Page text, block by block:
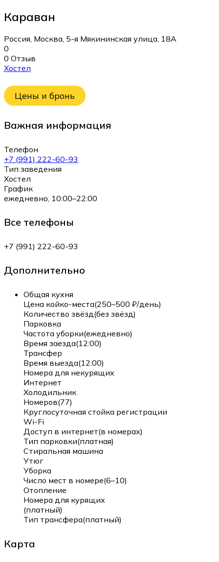
Караван
Россия, Москва, 5-я Мякининская улица, 18А
0
0 Отзыв
Хостел
Цены и бронь
Важная информация
Телефон
+7 (991) 222-60-93
Тип заведения
Хостел
График
ежедневно, 10:00–22:00
Все телефоны
+7 (991) 222-60-93
Дополнительно
Общая кухня
Цена койко-места(250–500 ₽/день)
Количество звёзд(без звёзд)
Парковка
Частота уборки(ежедневно)
Время заезда(12:00)
Трансфер
Время выезда(12:00)
Номера для некурящих
Интернет
Холодильник
Номеров(77)
Круглосуточная стойка регистрации
Wi-Fi
Доступ в интернет(в номерах)
Тип парковки(платная)
Стиральная машина
Утюг
Уборка
Число мест в номере(6–10)
Отопление
Номера для курящих
(платный)
Тип трансфера(платный)
Карта